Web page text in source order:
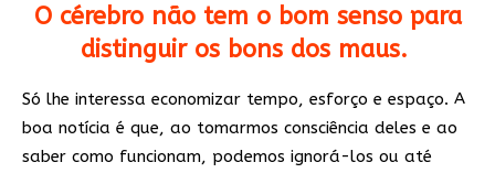
O cérebro não tem o bom senso para
distinguir os bons dos maus.
Só lhe interessa economizar tempo, esforço e espaço. A
boa notícia é que, ao tomarmos consciência deles e ao
saber como funcionam, podemos ignorá-los ou até